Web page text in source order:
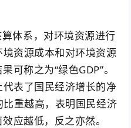
体系，对环境资源进行
资源成本和对环境资源
可称之为“绿色GDP”。
表了国民经济增长的净
比重越高，表明国民经济
应越低，反之亦然。